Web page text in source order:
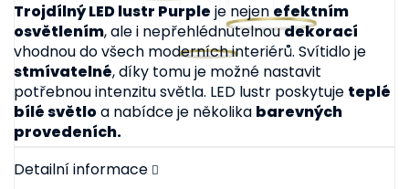
Trojdílný LED lustr Purple je nejenefektním
osvětlením, ale i nepřehlédnutelnoudekorací
vhodnou do všech moderních interiérů. Svítidlo je
stmívatelné, díky tomu je možné nastavit
potřebnou intenzitu světla. LED lustr poskytuje teplé
bílé světloa nabídce je několika barevných
provedeních.
Detailní informace